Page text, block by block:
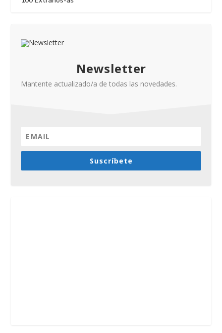
Newsletter
Mantente actualizado/a de todas las novedades.
Suscríbete